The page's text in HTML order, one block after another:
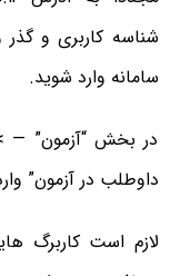
شناسه کاربری و
سامانه وارد شوید.
در بخش “آزمون” —
داوطلب در آزمون”